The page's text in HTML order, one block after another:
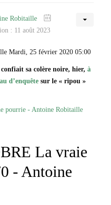
Robitaille
: 11 août 2023
Mardi, 25 février 2020 05:00
sa colère noire, hier, à
d’enquête sur le « ripou »
pourrie - Antoine Robitaille
La vraie
- Antoine